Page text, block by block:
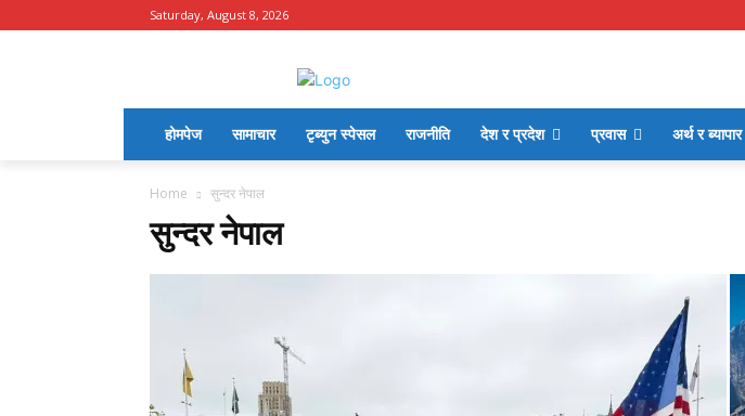
Saturday, August 8, 2026
होमपेज सामाचार टृब्युन स्पेसल राजनीति देश र प्रदेश प्रवास अर्थ र ब्यापार
Home सुन्दर नेपाल
सुन्दर नेपाल